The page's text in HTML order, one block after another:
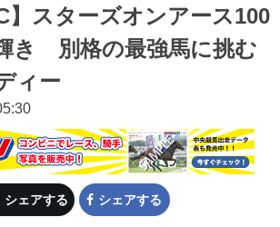
】スターズオンアース100
き 別格の最強馬に挑む
ィー
シェアする シェアする